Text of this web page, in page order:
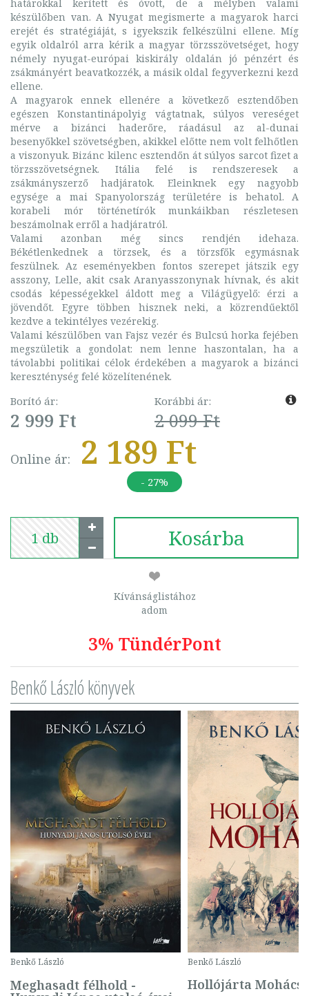
határokkal kerített és óvott, de a mélyben valami
készülőben van. A Nyugat megismerte a magyarok harci
erejét és stratégiáját, s igyekszik felkészülni ellene. Míg
egyik oldalról arra kérik a magyar törzsszövetséget, hogy
némely nyugat-európai kiskirály oldalán jó pénzért és
zsákmányért beavatkozzék, a másik oldal fegyverkezni kezd
ellene.
A magyarok ennek ellenére a következő esztendőben
egészen Konstantinápolyig vágtatnak, súlyos vereséget
mérve a bizánci haderőre, ráadásul az al-dunai
besenyőkkel szövetségben, akikkel előtte nem volt felhőtlen
a viszonyuk. Bizánc kilenc esztendőn át súlyos sarcot fizet a
törzsszövetségnek. Itália felé is rendszeresek a
zsákmányszerző hadjáratok. Eleinknek egy nagyobb
egysége a mai Spanyolország területére is behatol. A
korabeli mór történetírók munkáikban részletesen
beszámolnak erről a hadjáratról.
Valami azonban még sincs rendjén idehaza.
Békétlenkednek a törzsek, és a törzsfők egymásnak
feszülnek. Az eseményekben fontos szerepet játszik egy
asszony, Lelle, akit csak Aranyasszonynak hívnak, és akit
csodás képességekkel áldott meg a Világügyelő: érzi a
jövendőt. Egyre többen hisznek neki, a közrendűektől
kezdve a tekintélyes vezérekig.
Valami készülőben van Fajsz vezér és Bulcsú horka fejében
megszületik a gondolat: nem lenne haszontalan, ha a
távolabbi politikai célok érdekében a magyarok a bizánci
kereszténység felé közelítenének.
Borító ár:
2 999 Ft
Korábbi ár:
2 099 Ft
Online ár: 2 189 Ft
- 27%
Kosárba
Kívánságlistához
adom
3% TündérPont
Benkő László könyvek
Benkő László
Meghasadt félhold -
Benkő László
Hollójárta Mohács